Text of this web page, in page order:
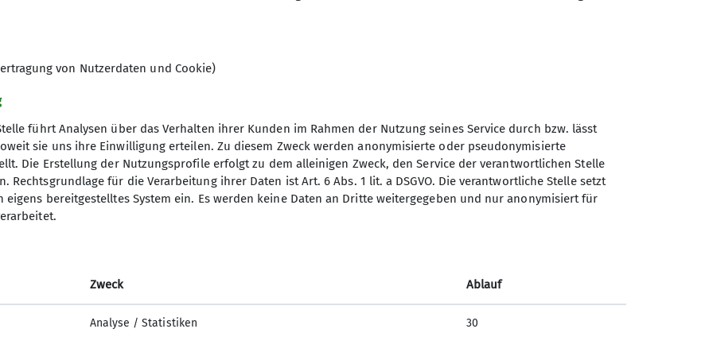
Mehrtagestouren auch in der weiteren Umgebung. Die Anreise erfolgt dann möglichst
vor. Zusätzlich finden vor Ort oftmals fachkundige Führungen statt und
Tour mit einem gemütlichen Beieinandersitzen ab.
versuchen wir möglichst Fahrgemeinschaften zu bilden, zu den entfernter liegenden
nicht allzu lange Strecken wandern möchten und Spaß an der Begegnung mit der
und kann die Gruppe mit eigenen Vorschlägen bereichern.
Neulinge, die noch nicht Mitglied in der Sektion Duisburg sind.
Glöckner
NRW
Service
Sektion Duisburg des
Deutschen Alpenvereins e.V.
Lösorter Straße 115
von Nutzerdaten und Cookie)
führt Analysen über das Verhalten ihrer Kunden im Rahmen der Nutzung seines Service durch bzw. lässt
sie uns ihre Einwilligung erteilen. Zu diesem Zweck werden anonymisierte oder pseudonymisierte
Die Erstellung der Nutzungsprofile erfolgt zu dem alleinigen Zweck, den Service der verantwortlichen Stelle
Rechtsgrundlage für die Verarbeitung ihrer Daten ist Art. 6 Abs. 1 lit. a DSGVO. Die verantwortliche Stelle setzt
eigens bereitgestelltes System ein. Es werden keine Daten an Dritte weitergegeben und nur anonymisiert für
Zweck Ablauf
Analyse / Statistiken 30